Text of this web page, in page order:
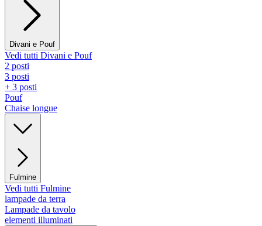
Divani e Pouf
Vedi tutti Divani e Pouf
2 posti
3 posti
+ 3 posti
Pouf
Chaise longue
Fulmine
Vedi tutti Fulmine
lampade da terra
Lampade da tavolo
elementi illuminati